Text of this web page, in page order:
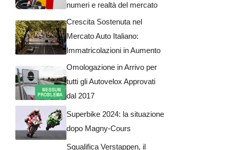
numeri e realtà del mercato
Crescita Sostenuta nel
Mercato Auto Italiano:
Immatricolazioni in Aumento
Omologazione in Arrivo per
tutti gli Autovelox Approvati
dal 2017
Superbike 2024: la situazione
dopo Magny-Cours
Squalifica Verstappen, il